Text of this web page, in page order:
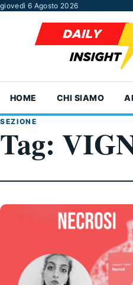
Vai al contenuto
giovedì 6 Agosto 2026
HOME CHI SIAMO
SEZIONE
Tag: